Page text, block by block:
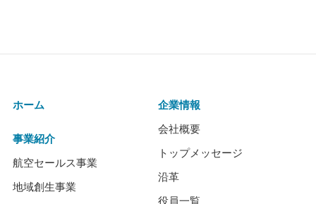
ホーム
事業紹介
航空セールス事業
地域創生事業
企業情報
会社概要
トップメッセージ
沿革
役員一覧